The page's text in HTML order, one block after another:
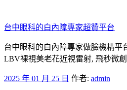
至
主
要
內
台中眼科的白內障專家超贊平台
台中眼科的白內障專家做臉機構平
LBV裸視美老花近視雷射, 飛秒微創
發
2025 年 01 月 25 日 作者: admin